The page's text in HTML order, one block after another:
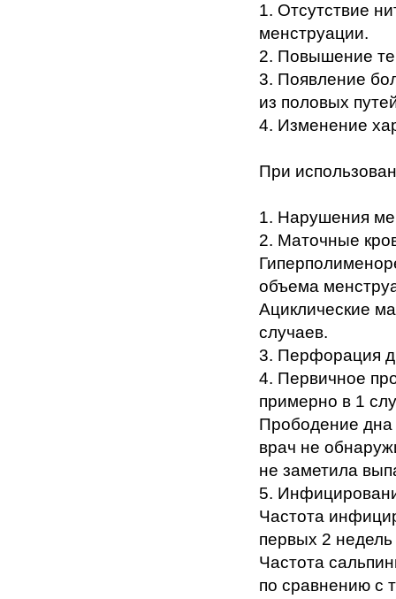
1. Отсутствие
менструации.
2. Повышение
3. Появление
из половых
4. Изменение
При
1. Нарушения
2. Маточные
объема
Ациклические
случаев.
3. Перфорация
4. Первичное
примерно в 1
Прободение дна
врач не
не заметила
5.
Частота
первых 2
Частота
по сравнению с